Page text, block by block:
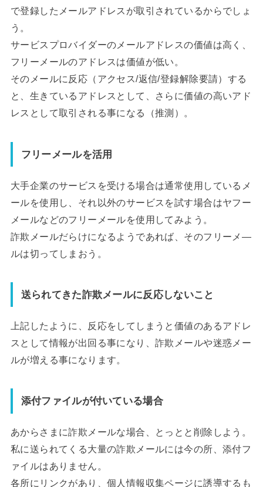
で登録したメールアドレスが取引されているからでしょ
う。
サービスプロバイダーのメールアドレスの価値は高く、
フリーメールのアドレスは価値が低い。
そのメールに反応（アクセス/返信/登録解除要請）する
と、生きているアドレスとして、さらに価値の高いアド
レスとして取引される事になる（推測）。
フリーメールを活用
大手企業のサービスを受ける場合は通常使用しているメ
ールを使用し、それ以外のサービスを試す場合はヤフー
メールなどのフリーメールを使用してみよう。
詐欺メールだらけになるようであれば、そのフリーメ―
ルは切ってしまおう。
送られてきた詐欺メールに反応しないこと
上記したように、反応をしてしまうと価値のあるアドレ
スとして情報が出回る事になり、詐欺メールや迷惑メー
ルが増える事になります。
添付ファイルが付いている場合
あからさまに詐欺メールな場合、とっとと削除しよう。
私に送られてくる大量の詐欺メールには今の所、添付フ
ァイルはありません。
各所にリンクがあり、個人情報収集ページに誘導するも